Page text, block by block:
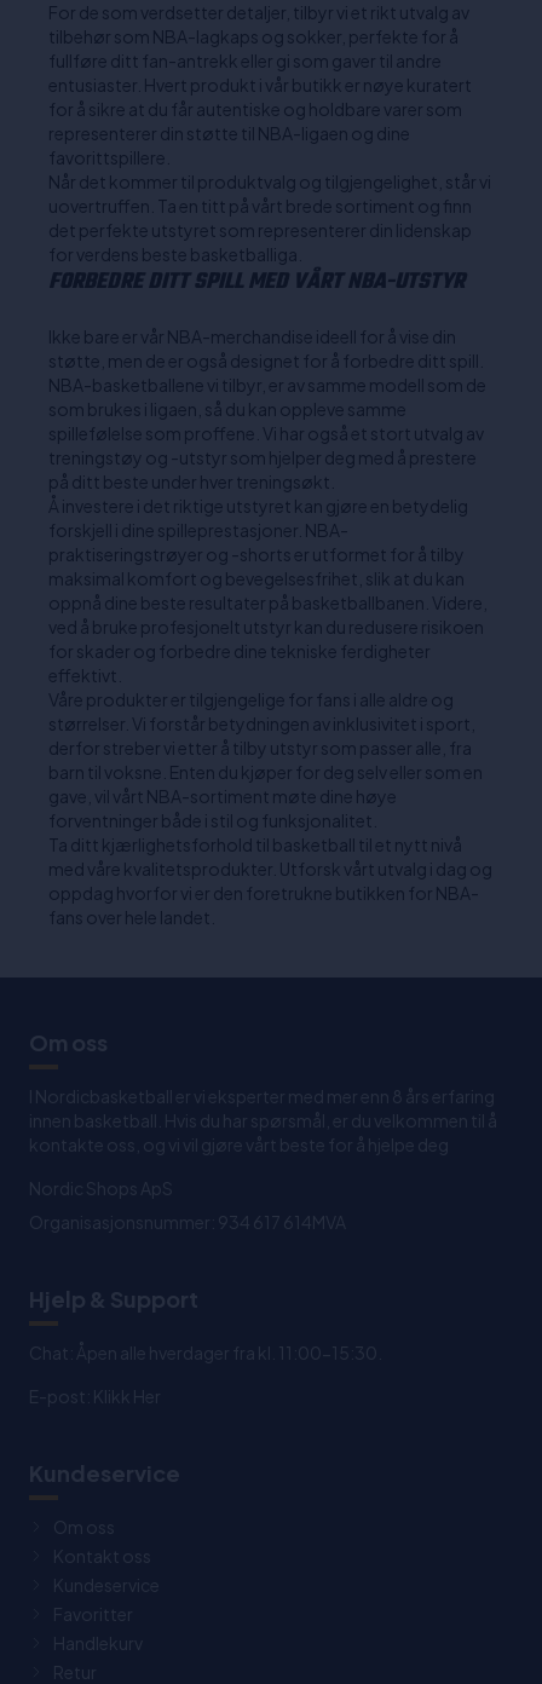
For de som verdsetter detaljer, tilbyr vi et rikt utvalg av
tilbehør som NBA-lagkaps og sokker, perfekte for å
fullføre ditt fan-antrekk eller gi som gaver til andre
entusiaster. Hvert produkt i vår butikk er nøye kuratert
for å sikre at du får autentiske og holdbare varer som
representerer din støtte til NBA-ligaen og dine
favorittspillere.
Når det kommer til produktvalg og tilgjengelighet, står vi
uovertruffen. Ta en titt på vårt brede sortiment og finn
det perfekte utstyret som representerer din lidenskap
for verdens beste basketballiga.
FORBEDRE DITT SPILL MED VÅRT NBA-UTSTYR
Ikke bare er vår NBA-merchandise ideell for å vise din
støtte, men de er også designet for å forbedre ditt spill.
NBA-basketballene vi tilbyr, er av samme modell som de
som brukes i ligaen, så du kan oppleve samme
spillefølelse som proffene. Vi har også et stort utvalg av
treningstøy og -utstyr som hjelper deg med å prestere
på ditt beste under hver treningsøkt.
Å investere i det riktige utstyret kan gjøre en betydelig
forskjell i dine spilleprestasjoner. NBA-
praktiseringstrøyer og -shorts er utformet for å tilby
maksimal komfort og bevegelsesfrihet, slik at du kan
oppnå dine beste resultater på basketballbanen. Videre,
ved å bruke profesjonelt utstyr kan du redusere risikoen
for skader og forbedre dine tekniske ferdigheter
effektivt.
Våre produkter er tilgjengelige for fans i alle aldre og
størrelser. Vi forstår betydningen av inklusivitet i sport,
derfor streber vi etter å tilby utstyr som passer alle, fra
barn til voksne. Enten du kjøper for deg selv eller som en
gave, vil vårt NBA-sortiment møte dine høye
forventninger både i stil og funksjonalitet.
Ta ditt kjærlighetsforhold til basketball til et nytt nivå
med våre kvalitetsprodukter. Utforsk vårt utvalg i dag og
oppdag hvorfor vi er den foretrukne butikken for NBA-
fans over hele landet.
Om oss
I Nordicbasketball er vi eksperter med mer enn 8 års erfaring
innen basketball. Hvis du har spørsmål, er du velkommen til å
kontakte oss, og vi vil gjøre vårt beste for å hjelpe deg
Nordic Shops ApS
Organisasjonsnummer: 934 617 614MVA
Hjelp & Support
Chat: Åpen alle hverdager fra kl. 11:00-15:30.
E-post: Klikk Her
Kundeservice
Om oss
Kontakt oss
Kundeservice
Favoritter
Handlekurv
Retur